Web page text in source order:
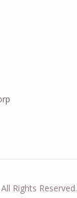
Rights Reserved.